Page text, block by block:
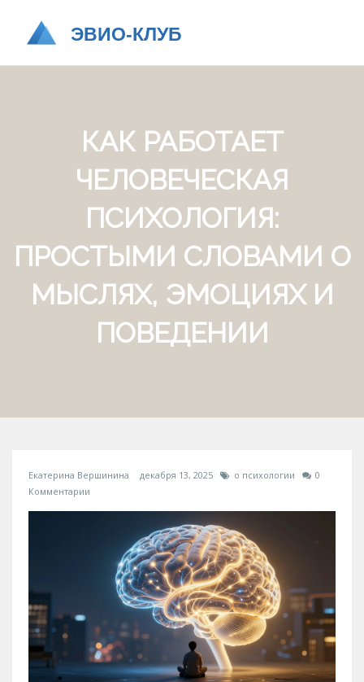
КАК РАБОТАЕТ
ЧЕЛОВЕЧЕСКАЯ
ПСИХОЛОГИЯ:
ПРОСТЫМИ СЛОВАМИ О
МЫСЛЯХ, ЭМОЦИЯХ И
ПОВЕДЕНИИ
Екатерина Вершинина декабря 13, 2025 о психологии
0
Комментарии